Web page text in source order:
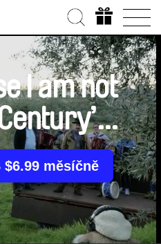
I am not
měsíčně